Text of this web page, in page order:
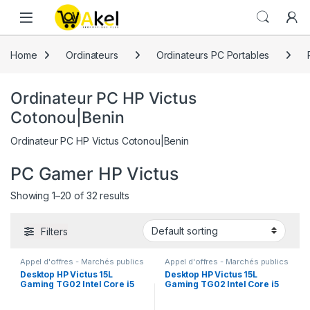
Skip to navigation
Skip to content
Home Ordinateurs Ordinateurs PC Portables
Ordinateur PC HP Victus
Cotonou|Benin
Ordinateur PC HP Victus Cotonou|Benin
PC Gamer HP Victus
Showing 1–20 of 32 results
Filters
Appel d'offres - Marchés publics
au Benin Appel d'offres -
Marchés publics au Burkina
Faso,Appel d'offres - Marchés
publics au Niger
Desktop HP Victus 15L
Gaming TG02 Intel Core i5
Appel d'offres - Marchés publics
au Benin Appel d'offres -
Marchés publics au Burkina
Faso,Appel d'offres - Marchés
publics au Niger
Desktop HP Victus 15L
Gaming TG02 Intel Core i5